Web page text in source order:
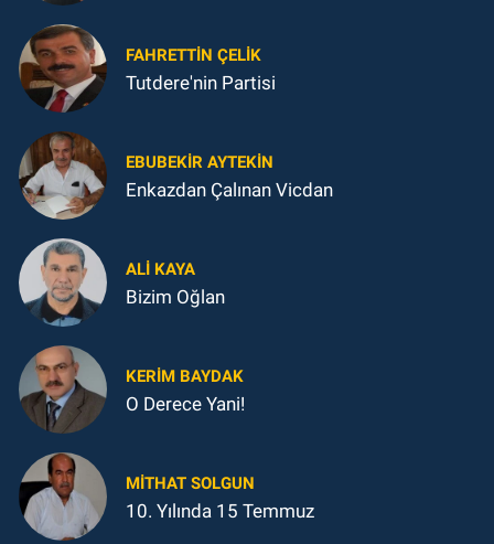
FAHRETTIN ÇELİK
Tutdere'nin Partisi
EBUBEKIR AYTEKIN
Enkazdan Çalınan Vicdan
ALI KAYA
Bizim Oğlan
KERIM BAYDAK
O Derece Yani!
MITHAT SOLGUN
10. Yılında 15 Temmuz